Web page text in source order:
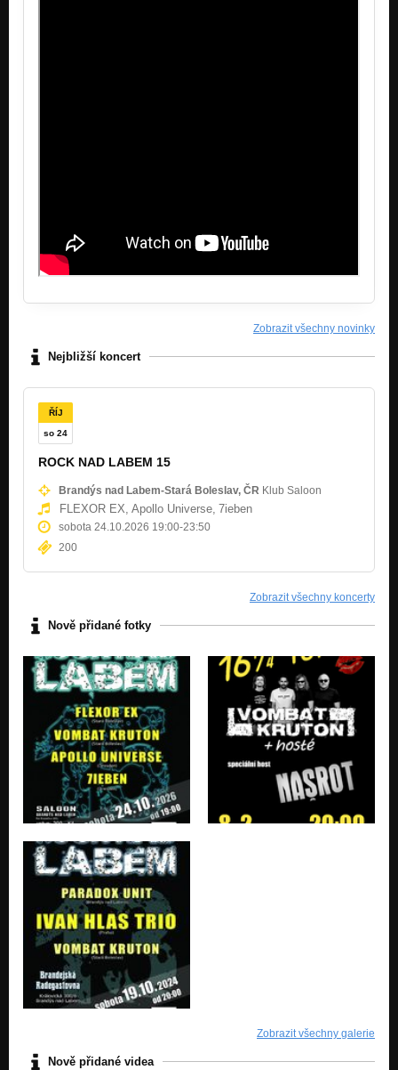
Zobrazit všechny novinky
Nejbližší koncert
ŘÍJ
so 24
ROCK NAD LABEM 15
Brandýs nad Labem-Stará Boleslav, ČR Klub Saloon
FLEXOR EX, Apollo Universe, 7ieben
sobota 24.10.2026 19:00-23:50
200
Zobrazit všechny koncerty
Nově přidané fotky
Zobrazit všechny galerie
Nově přidané videa